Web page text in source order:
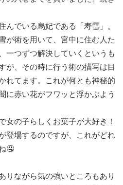
んでいる烏妃である「寿雪」。
が術を用いて、宮中に住む人た
一つずつ解決していくというも
が、その時に行う術の描写は目
れてます。これが何とも神秘的
に赤い花がフワッと浮かぶよう
女の子らしくお菓子が大好き！
登場するのですが、これがどれ
🤤
りながら気の強いところもあり